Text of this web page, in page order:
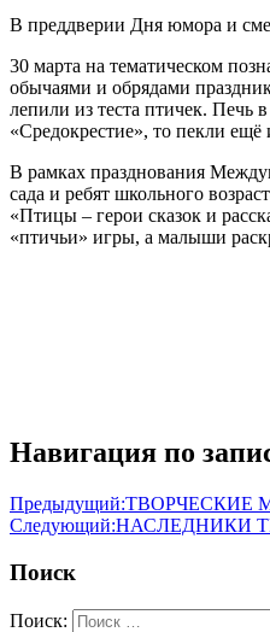
В преддверии Дня юмора и
30 марта на тематическом
обычаями и обрядами
лепили из теста птичек. Печь
«Средокрестие», то пекли
В рамках празднования
сада и ребят школьного
«Птицы – герои сказок и
«птичьи» игры, а малыши
Навигация по
Предыдущий:ТВОРЧЕСКИЕ
Следующий:НАСЛЕДНИКИ
Поиск
Поиск: